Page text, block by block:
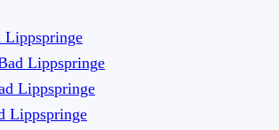
Lippspringe
Lippspringe
Lippspringe
Lippspringe